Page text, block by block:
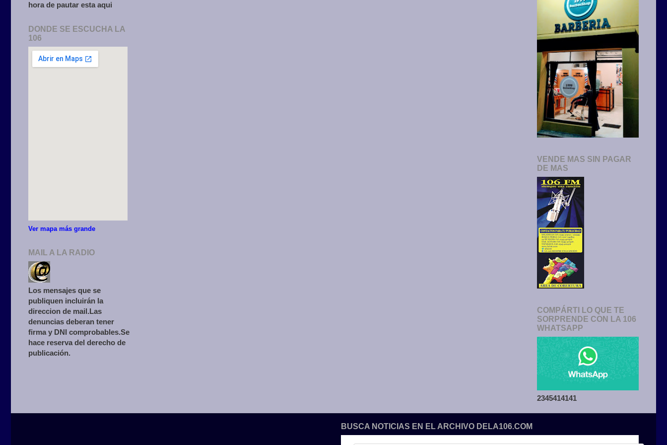
hora de pautar esta aqui
DONDE SE ESCUCHA LA
106
Ver mapa más grande
MAIL A LA RADIO
Los mensajes que se
publiquen incluirán la
direccion de mail.Las
denuncias deberan tener
firma y DNI comprobables.Se
hace reserva del derecho de
publicación.
VENDE MAS SIN PAGAR
DE MAS
COMPÁRTI LO QUE TE
SORPRENDE CON LA 106
WHATSAPP
2345414141
BUSCA NOTICIAS EN EL ARCHIVO DELA106.COM